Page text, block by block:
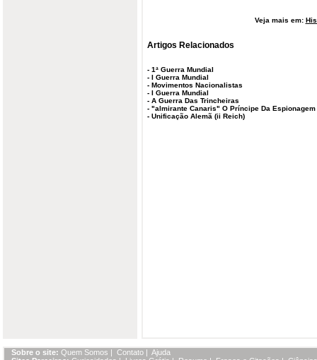
Veja mais em:
Artigos Relacionados
- 1ª Guerra Mundial
-
I Guerra Mundial
- Movimentos Nacionalistas
-
I Guerra Mundial
- A Guerra Das Trincheiras
- "almirante Canaris" O Príncipe Da Espionagem
- Unificação Alemã (ii Reich)
Sobre o site: Quem Somos | Contato | Ajuda